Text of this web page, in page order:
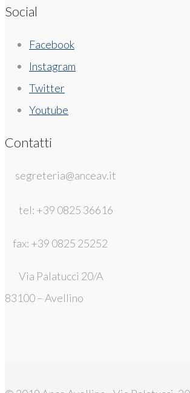
Social
Facebook
Instagram
Twitter
Youtube
Contatti
segreteria@anceav.it
tel: +39 0825 36616
fax: +39 0825 25252
Via Palatucci 20/A
83100 – Avellino